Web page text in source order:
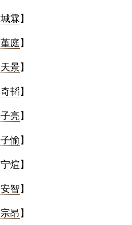
城霖】
堇庭】
天景】
奇韬】
子亮】
子愉】
宁煊】
安智】
宗昂 】